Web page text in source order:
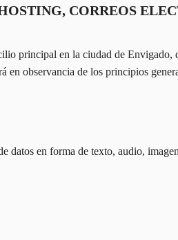
CORREOS
principal en la ciudad de Envigado,
observancia de los principios
en forma de texto, audio,